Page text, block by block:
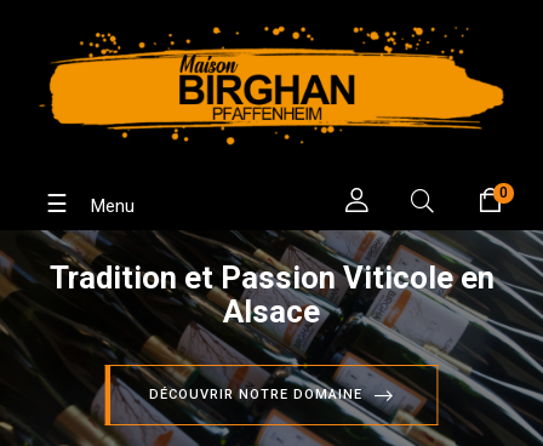
Basculer
la
navigation
☰ 0
Tradition et Passion Viticole en
Alsace
DÉCOUVRIR NOTRE DOMAINE